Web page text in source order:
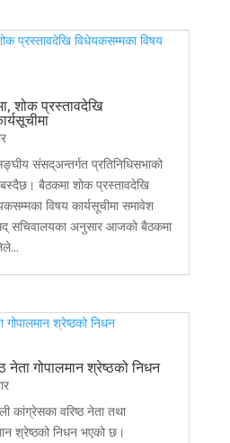
शोक प्रस्तावदेखि
संसद्अन्तर्गत प्रतिनिधिसभाको
बैठकमा शोक प्रस्तावदेखि
विषय कार्यसूचीमा समावेश
सचिवालयका अनुसार आजको बैठकमा
नेता गोपालमान श्रेष्ठको निधन
कांग्रेसका वरिष्ठ नेता तथा
श्रेष्ठको निधन भएको छ।